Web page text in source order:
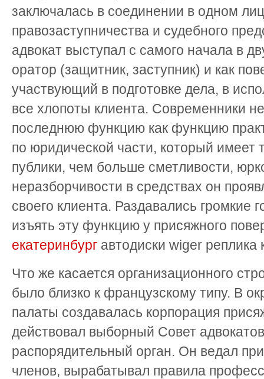
заключалась в соединении в одном
правозаступничества и судебного
адвокат выступал с самого начала в
оратор (защитник, заступник) и как
участвующий в подготовке дела, в
все хлопоты клиента. Современники
последнюю функцию как функцию
по юридической части, который имеет
публики, чем больше сметливости,
неразборчивости в средствах он
своего клиента. Раздавались громкие
изъять эту функцию у присяжного
екатеринбург автодиски wiger реплика
Что же касается организационного
было близко к французскому типу. В
палаты создавалась корпорация
действовал выборный Совет
распорядительный орган. Он ведал
членов, вырабатывал правила